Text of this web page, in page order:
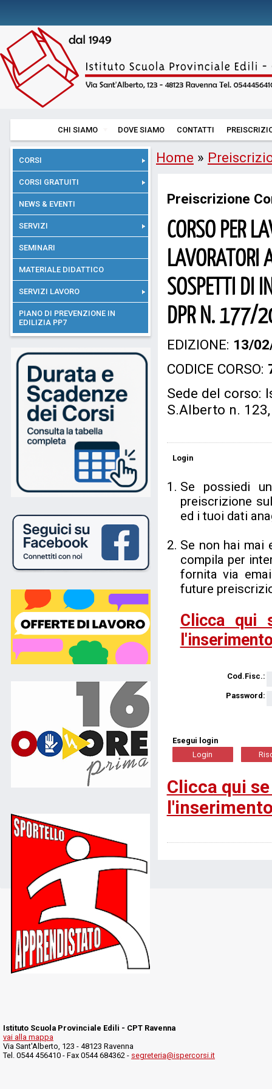
CHI SIAMO DOVE SIAMO CONTATTI
CORSI
CORSI GRATUITI
NEWS & EVENTI
SERVIZI
SEMINARI
MATERIALE DIDATTICO
SERVIZI LAVORO
PIANO DI PREVENZIONE IN
EDILIZIA PP7
Home »
Preiscrizione
CORSO PER
LAVORATORI
SOSPETTI DI
DPR N. 177/
EDIZIONE: 13/
CODICE CORSO:
Sede del corso:
S.Alberto n.
Login
Se possiedi
preiscrizione
ed i tuoi dati
Se non hai mai
compila per
fornita via
future
Clicca qui
Cod.Fisc.:
Password:
Esegui login
Clicca qui
Istituto Scuola Provinciale Edili - CPT Ravenna
vai alla mappa
Via Sant'Alberto, 123 - 48123 Ravenna
Tel. 0544 456410 - Fax 0544 684362 - segreteria@ispercorsi.it